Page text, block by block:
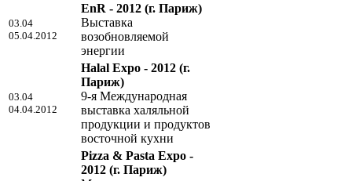
03.04
05.04.2012
EnR - 2012 (г. Париж)
Выставка
возобновляемой
энергии
03.04
04.04.2012
Halal Expo - 2012 (г.
Париж)
9-я Международная
выставка халяльной
продукции и продуктов
восточной кухни
Pizza & Pasta Expo -
2012 (г. Париж)